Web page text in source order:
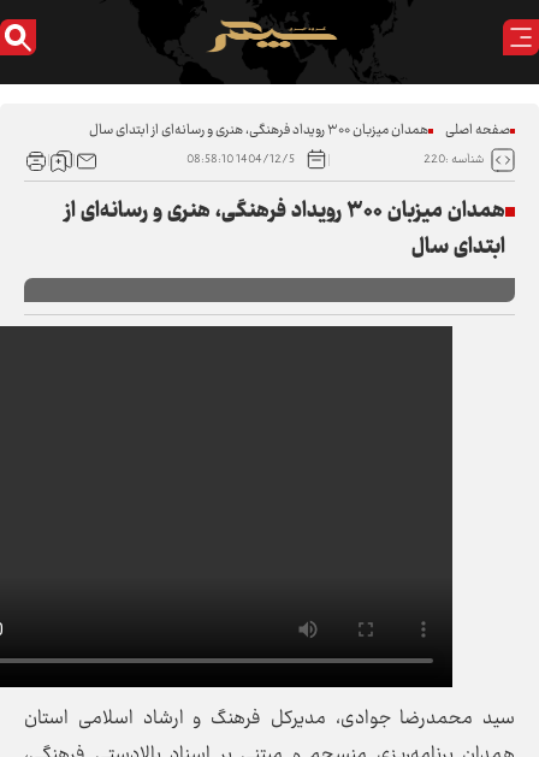
همدان میزبان ۳۰۰ رویداد فرهنگی، هنری و رسانه‌ای از ابتدای سال
1404/12/5 08:58:10
همدان میزبان ۳۰۰ رویداد فرهنگی، هنری و رسانه‌ای از
سال
جوادی، مدیرکل فرهنگ و ارشاد اسلامی استان